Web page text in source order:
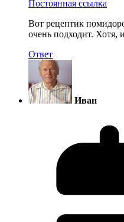
Постоянная ссылка
Вот рецептик
очень подходит. Хотя,
Ответ
Иван